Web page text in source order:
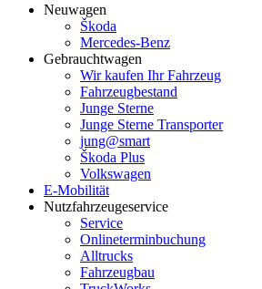
Neuwagen
Škoda
Mercedes-Benz
Gebrauchtwagen
Wir kaufen Ihr Fahrzeug
Fahrzeugbestand
Junge Sterne
Junge Sterne Transporter
jung@smart
Škoda Plus
Volkswagen
E-Mobilität
Nutzfahrzeugeservice
Service
Onlineterminbuchung
Alltrucks
Fahrzeugbau